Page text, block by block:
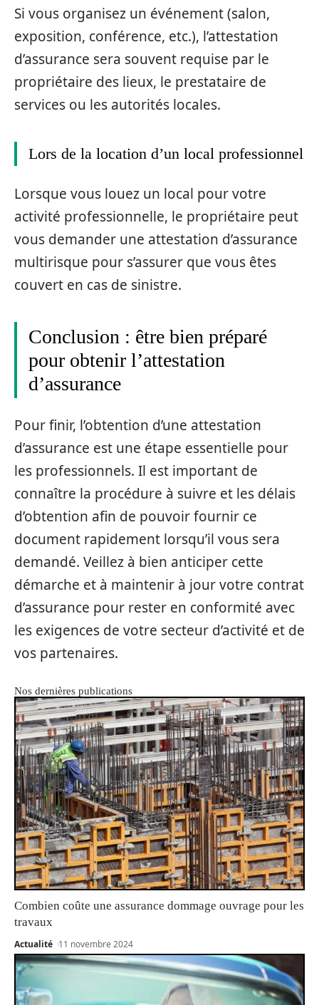
Si vous organisez un événement (salon,
exposition, conférence, etc.), l’attestation
d’assurance sera souvent requise par le
propriétaire des lieux, le prestataire de
services ou les autorités locales.
Lors de la location d’un local professionnel
Lorsque vous louez un local pour votre
activité professionnelle, le propriétaire peut
vous demander une attestation d’assurance
multirisque pour s’assurer que vous êtes
couvert en cas de sinistre.
Conclusion : être bien préparé
pour obtenir l’attestation
d’assurance
Pour finir, l’obtention d’une attestation
d’assurance est une étape essentielle pour
les professionnels. Il est important de
connaître la procédure à suivre et les délais
d’obtention afin de pouvoir fournir ce
document rapidement lorsqu’il vous sera
demandé. Veillez à bien anticiper cette
démarche et à maintenir à jour votre contrat
d’assurance pour rester en conformité avec
les exigences de votre secteur d’activité et de
vos partenaires.
Nos dernières publications
Combien coûte une assurance dommage ouvrage pour les
travaux
Actualité 11 novembre 2024